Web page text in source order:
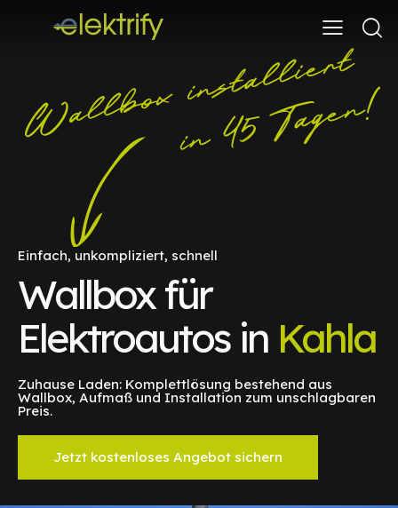
Einfach, unkompliziert, schnell
Wallbox für
Elektroautos in Kahla
Zuhause Laden: Komplettlösung bestehend aus
Wallbox, Aufmaß und Installation zum unschlagbaren
Preis.
Jetzt kostenloses Angebot sichern